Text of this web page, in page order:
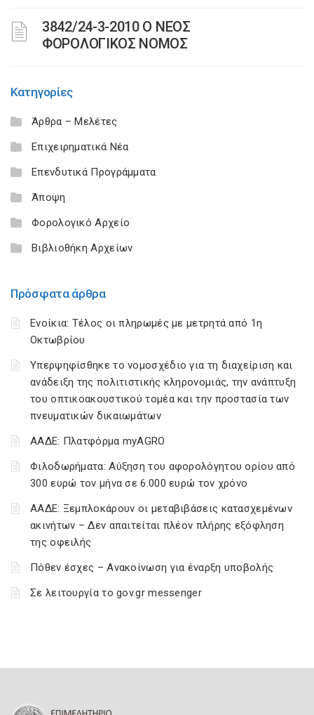
3842/24-3-2010 Ο ΝΕΟΣ
ΦΟΡΟΛΟΓΙΚΟΣ ΝΟΜΟΣ
Κατηγορίες
Άρθρα – Μελέτες
Επιχειρηματικά Νέα
Επενδυτικά Προγράμματα
Άποψη
Φορολογικό Αρχείο
Βιβλιοθήκη Αρχείων
Πρόσφατα άρθρα
Ενοίκια: Τέλος οι πληρωμές με μετρητά από 1η
Οκτωβρίου
Υπερψηφίσθηκε το νομοσχέδιο για τη διαχείριση και
ανάδειξη της πολιτιστικής κληρονομιάς, την ανάπτυξη
του οπτικοακουστικού τομέα και την προστασία των
πνευματικών δικαιωμάτων
ΑΑΔΕ: Πλατφόρμα myAGRO
Φιλοδωρήματα: Αύξηση του αφορολόγητου ορίου από
300 ευρώ τον μήνα σε 6.000 ευρώ τον χρόνο
ΑΑΔΕ: Ξεμπλοκάρουν οι μεταβιβάσεις κατασχεμένων
ακινήτων – Δεν απαιτείται πλέον πλήρης εξόφληση
της οφειλής
Πόθεν έσχες – Ανακοίνωση για έναρξη υποβολής
Σε λειτουργία το gov.gr messenger